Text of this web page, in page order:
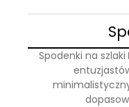
Spodenki na szlaki